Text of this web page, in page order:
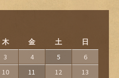
木 金 土 日
3 4 5
6
10 11 12
13